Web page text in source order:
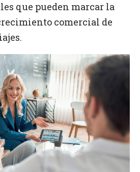
que pueden marcar la
comercial de